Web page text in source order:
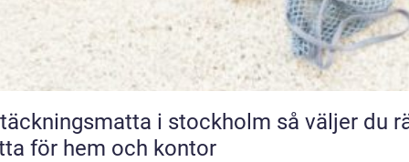
i stockholm så väljer du rätt
för hem och kontor